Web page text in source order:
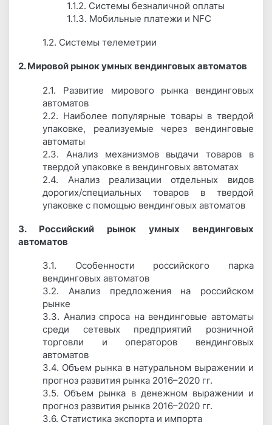
1.1.2. Системы безналичной оплаты
1.1.3. Мобильные платежи и NFC
1.2. Системы телеметрии
2. Мировой рынок умных вендинговых автоматов
2.1. Развитие мирового рынка вендинговых
автоматов
2.2. Наиболее популярные товары в твердой
упаковке, реализуемые через вендинговые
автоматы
2.3. Анализ механизмов выдачи товаров в
твердой упаковке в вендинговых автоматах
2.4. Анализ реализации отдельных видов
дорогих/специальных товаров в твердой
упаковке с помощью вендинговых автоматов
3. Российский рынок умных вендинговых
автоматов
3.1. Особенности российского парка
вендинговых автоматов
3.2. Анализ предложения на российском
рынке
3.3. Анализ спроса на вендинговые автоматы
среди сетевых предприятий розничной
торговли и операторов вендинговых
автоматов
3.4. Объем рынка в натуральном выражении и
прогноз развития рынка 2016–2020 гг.
3.5. Объем рынка в денежном выражении и
прогноз развития рынка 2016–2020 гг.
3.6. Статистика экспорта и импорта